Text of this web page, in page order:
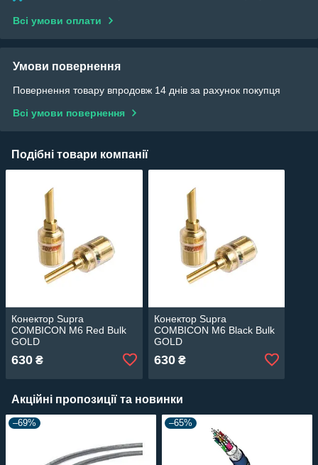
Всі умови оплати
Умови повернення
Повернення товару впродовж 14 днів за рахунок покупця
Всі умови повернення
Подібні товари компанії
Конектор Supra
COMBICON M6 Red Bulk
GOLD
630 ₴
Конектор Supra
COMBICON M6 Black Bulk
GOLD
630₴
Акційні пропозиції та новинки
–69% –65%